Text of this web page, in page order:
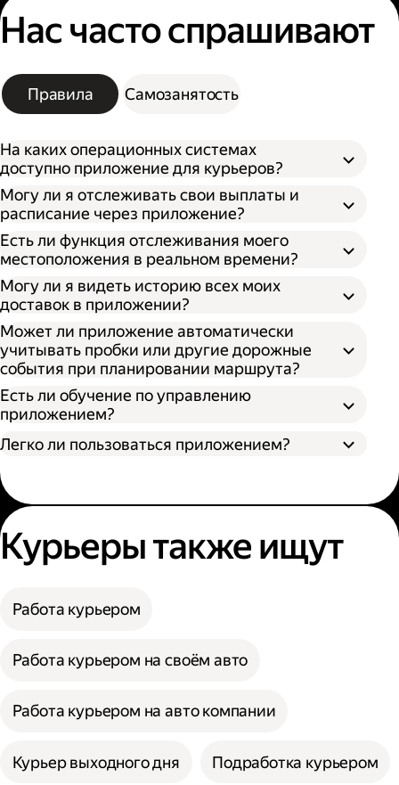
Нас часто спрашивают
Правила Самозанятость
На каких операционных системах
доступно приложение для курьеров?
Могу ли я отслеживать свои выплаты и
расписание через приложение?
Есть ли функция отслеживания моего
местоположения в реальном времени?
Могу ли я видеть историю всех моих
доставок в приложении?
Может ли приложение автоматически
учитывать пробки или другие дорожные
события при планировании маршрута?
Есть ли обучение по управлению
приложением?
Легко ли пользоваться приложением?
Курьеры также ищут
Работа курьером
Работа курьером на своём авто
Работа курьером на авто компании
Курьер выходного дня Подработка курьером